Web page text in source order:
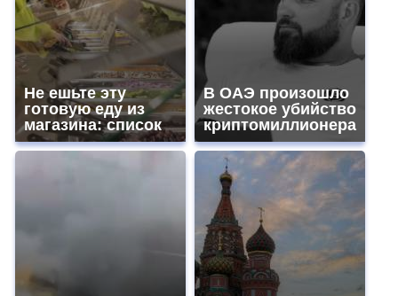
Не ешьте эту
готовую еду из
магазина: список
В ОАЭ произошло
жестокое убийство
криптомиллионера